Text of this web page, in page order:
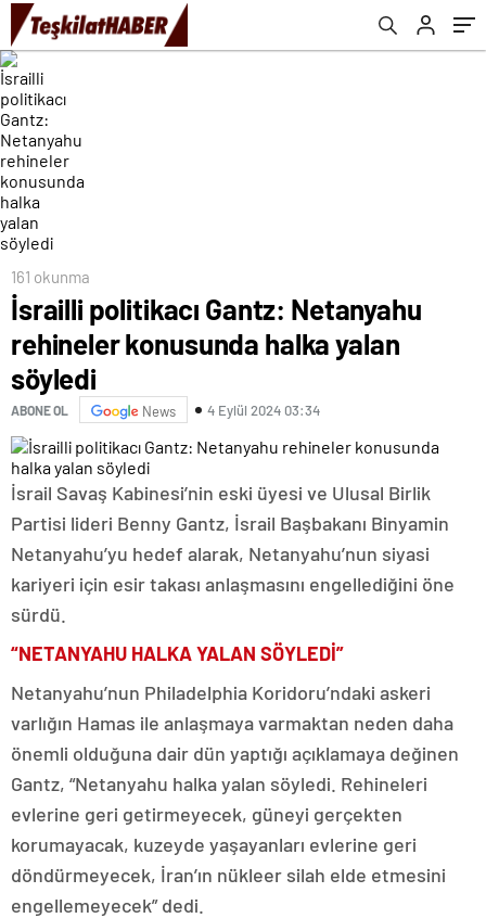
161 okunma
İsrailli politikacı Gantz: Netanyahu
rehineler konusunda halka yalan
söyledi
ABONE OL News 4 Eylül 2024 03:34
İsrail Savaş Kabinesi’nin eski üyesi ve Ulusal Birlik
Partisi lideri Benny Gantz, İsrail Başbakanı Binyamin
Netanyahu’yu hedef alarak, Netanyahu’nun siyasi
kariyeri için esir takası anlaşmasını engellediğini öne
sürdü.
“NETANYAHU HALKA YALAN SÖYLEDİ”
Netanyahu’nun Philadelphia Koridoru’ndaki askeri
varlığın Hamas ile anlaşmaya varmaktan neden daha
önemli olduğuna dair dün yaptığı açıklamaya değinen
Gantz, “Netanyahu halka yalan söyledi. Rehineleri
evlerine geri getirmeyecek, güneyi gerçekten
korumayacak, kuzeyde yaşayanları evlerine geri
döndürmeyecek, İran’ın nükleer silah elde etmesini
engellemeyecek” dedi.